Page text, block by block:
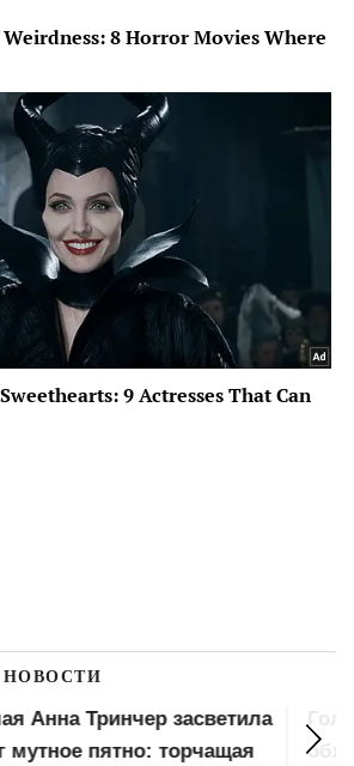
Анна Тринчер засветила
мутное пятно: торчащая